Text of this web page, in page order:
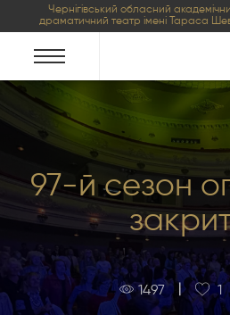
Чернігівський обласний
драматичний театр імені Тараса
97-й сезон
1497 | 1